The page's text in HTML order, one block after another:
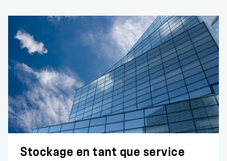
Stockage en tant que service